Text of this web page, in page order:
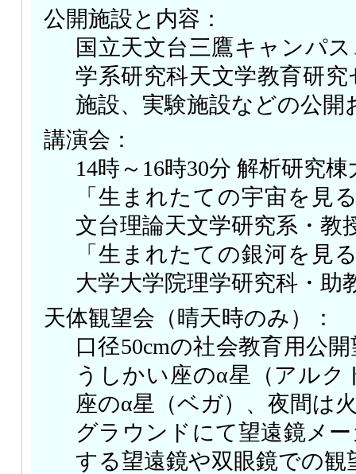
公開施設と内容：
国立天文台三鷹キャンパ
学系研究科天文学教育研
施設、実験施設などの公開
講演会：
14時～16時30分 解析研究
「生まれたての宇宙を見
文台理論天文学研究系・教
「生まれたての銀河を見
大学大学院理学研究科・助
天体観望会（晴天時のみ）：
口径50cmの社会教育用公
うしかい座のα星（アル
座のα星（ベガ）、夜間は
グラウンドにて望遠鏡メ
する望遠鏡や双眼鏡での観